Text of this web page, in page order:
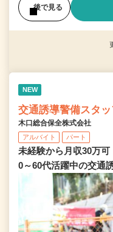
後で見る
NEW
交通誘導警備スタッ
木口総合保全株式会社
アルバイト パート
未経験から月収30万
0～60代活躍中の交通